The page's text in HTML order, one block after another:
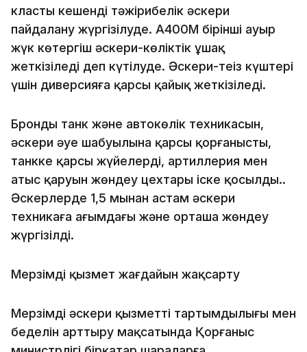
класты кешенді тәжірибелік әскери
пайдалану жүргізілуде. А400М бірінші ауыр
жүк көтергіш әскери-көліктік ұшақ
жеткізіледі деп күтілуде. Әскери-теңіз күштері
үшін диверсияға қарсы қайық жеткізіледі.
Бронды танк және автокөлік техникасын,
әскери әуе шабуылына қарсы қорғанысты,
танкке қарсы жүйелерді, артиллерия мен
атыс қаруын жөндеу цехтары іске қосылды..
Әскерлерде 1,5 мыңнан астам әскери
техникаға ағымдағы және орташа жөндеу
жүргізілді.
Мерзімді қызмет жағдайын жақсарту
Мерзімді әскери қызметтің тартымдылығы мен
беделін арттыру мақсатында Қорғаныс